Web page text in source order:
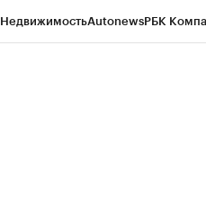
НедвижимостьAutonewsРБК